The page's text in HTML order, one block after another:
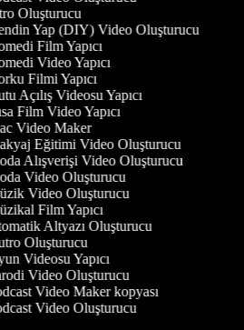
Oluşturucu
Yap (DIY) Video Oluşturucu
Film Yapıcı
Video Yapıcı
Filmi Yapıcı
Açılış Videosu Yapıcı
Film Video Yapıcı
Video Maker
Eğitimi Video Oluşturucu
Alışverişi Video Oluşturucu
Video Oluşturucu
Video Oluşturucu
Film Yapıcı
Altyazı Oluşturucu
Oluşturucu
Videosu Yapıcı
Video Oluşturucu
Video Maker kopyası
Video Oluşturucu